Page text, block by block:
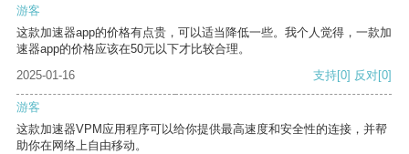
游客
这款加速器app的价格有点贵，可以适当降低一些。我个人觉得，一款加
速器app的价格应该在50元以下才比较合理。
2025-01-16
支持[0] 反对[0]
游客
这款加速器VPM应用程序可以给你提供最高速度和安全性的连接，并帮
助你在网络上自由移动。